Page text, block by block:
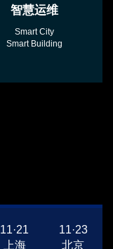
智慧运维
Smart City
Smart Building
11·21
上海
11·23
北京